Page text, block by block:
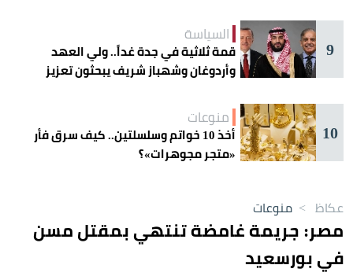
9
السياسة
قمة ثلاثية في جدة غداً.. ولي العهد
وأردوغان وشهباز شريف يبحثون تعزيز
10
منوعات
أخذ 10 خواتم وسلسلتين.. كيف سرق فأر
«متجر مجوهرات»؟
عكاظ > منوعات
مصر: جريمة غامضة تنتهي بمقتل مسن
في بورسعيد